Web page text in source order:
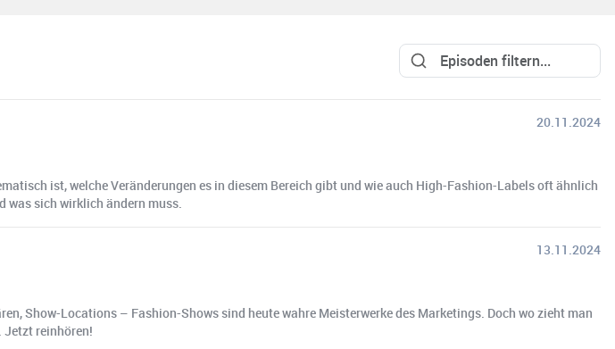
20.11.2024
ist, welche Veränderungen es in diesem Bereich gibt und wie auch High-Fashion-Labels oft ähnlich
was sich wirklich ändern muss.
13.11.2024
Show-Locations – Fashion-Shows sind heute wahre Meisterwerke des Marketings. Doch wo zieht man
Jetzt reinhören!